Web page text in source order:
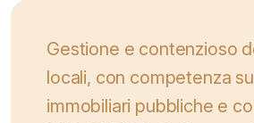
Gestione e contenzioso
locali, con competenza
immobiliari pubbliche e